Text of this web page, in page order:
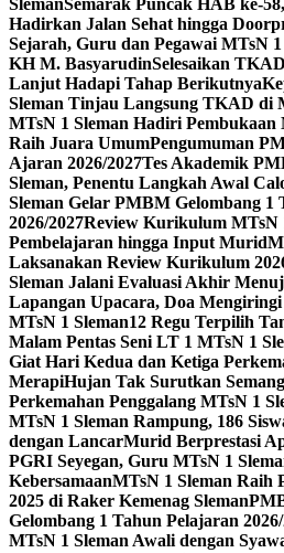
SlemanSemarak Puncak HAB ke-
Hadirkan Jalan Sehat hingga
Sejarah, Guru dan Pegawai MTsN
KH M. BasyarudinSelesaikan
Lanjut Hadapi Tahap Berikutnya
Sleman Tinjau Langsung TKAD di
MTsN 1 Sleman Hadiri Pembukaan
Raih Juara UmumPengumuman
Ajaran 2026/2027Tes Akademik
Sleman, Penentu Langkah Awal
Sleman Gelar PMBM Gelombang 1
2026/2027Review Kurikulum MTsN
Pembelajaran hingga Input Murid
Laksanakan Review Kurikulum
Sleman Jalani Evaluasi Akhir
Lapangan Upacara, Doa
MTsN 1 Sleman12 Regu Terpilih
Malam Pentas Seni LT 1 MTsN 1
Giat Hari Kedua dan Ketiga
MerapiHujan Tak Surutkan
Perkemahan Penggalang MTsN 1
MTsN 1 Sleman Rampung, 186
dengan LancarMurid Berprestasi
PGRI Seyegan, Guru MTsN 1
KebersamaanMTsN 1 Sleman
2025 di Raker Kemenag Sleman
Gelombang 1 Tahun Pelajaran
MTsN 1 Sleman Awali dengan